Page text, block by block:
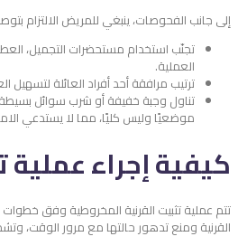
إلى جانب الفحوصات، ينبغي للمريض الالتزام
تجنّب استخدام مستحضرات التجميل،
العملية.
ترتيب مرافقة أحد أفراد العائلة لتسهيل
تناول وجبة خفيفة أو شرب سوائل بسيطة
موضعيًا وليس كليًا، مما لا يستدعي
كيفية إجراء عملية
تتم عملية تثبيت القرنية المخروطية وفق
القرنية ومنع تدهور حالتها مع مرور الوقت،